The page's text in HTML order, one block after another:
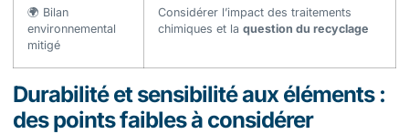
🌍 Bilan
environnemental
mitigé
Considérer l’impact des traitements
chimiques et la question du recyclage
Durabilité et sensibilité aux éléments :
des points faibles à considérer